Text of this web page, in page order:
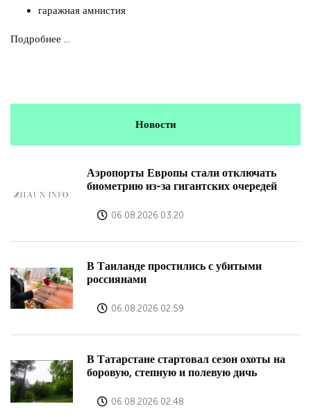
гаражная амнистия
Подробнее ...
Новости
Аэропорты Европы стали отключать
биометрию из-за гигантских очередей
06.08.2026 03:20
В Таиланде простились с убитыми
россиянами
06.08.2026 02:59
В Татарстане стартовал сезон охоты на
боровую, степную и полевую дичь
06.08.2026 02:48